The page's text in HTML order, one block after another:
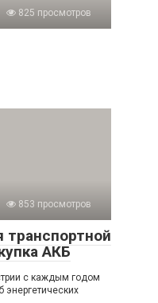
825 просмотров
853 просмотров
транспортной
АКБ
с каждым годом
энергетических